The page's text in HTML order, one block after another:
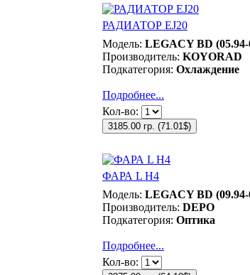
РАДИАТОР EJ20
Модель: LEGACY BD (05.94-
Производитель: KOYORAD
Подкатегория: Охлаждение
Подробнее...
Кол-во:
3185.00 гр. (71.01$)
ФАРА L Н4
Модель: LEGACY BD (09.94-
Производитель: DEPO
Подкатегория: Оптика
Подробнее...
Кол-во: